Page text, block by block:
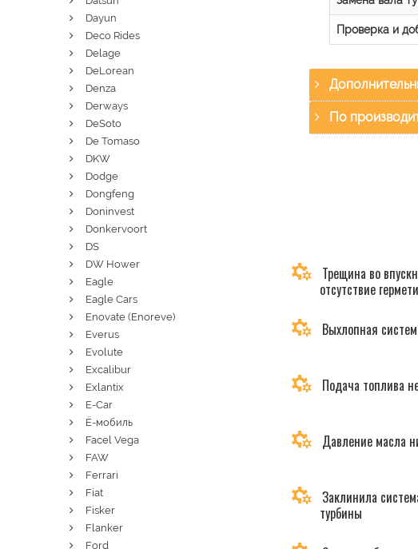
Проверка и
По
Трещина во
отсутствие
Выхлопная
Подача топлива
Давление масла
Заклинила
турбины
Dayun
Deco Rides
Delage
DeLorean
Denza
Derways
DeSoto
De Tomaso
DKW
Dodge
Dongfeng
Doninvest
Donkervoort
DS
DW Hower
Eagle
Eagle Cars
Enovate (Enoreve)
Everus
Evolute
Excalibur
Exlantix
E-Car
Ё-мобиль
Facel Vega
FAW
Ferrari
Fiat
Fisker
Flanker
Ford